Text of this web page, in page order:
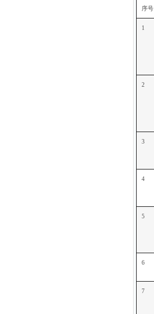
序号
1
2
3
4
5
6
7